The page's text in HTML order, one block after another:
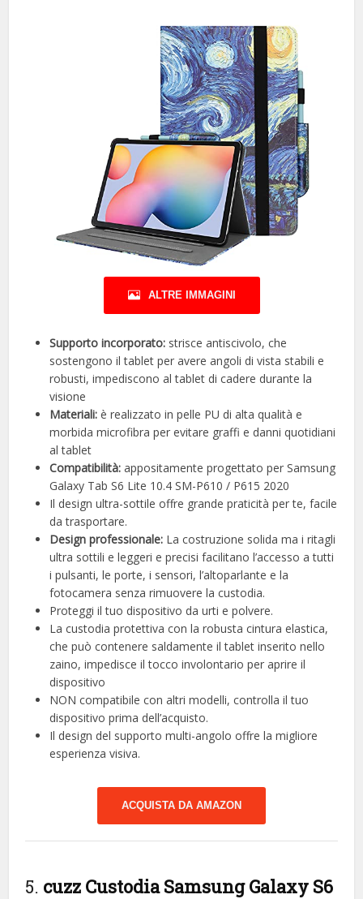
ALTRE IMMAGINI
Supporto incorporato: strisce antiscivolo, che
sostengono il tablet per avere angoli di vista stabili e
robusti, impediscono al tablet di cadere durante la
visione
Materiali:è realizzato in pelle PU di alta qualità e
morbida microfibra per evitare graffi e danni quotidiani
al tablet
Compatibilità:appositamente progettato per Samsung
Galaxy Tab S6 Lite 10.4 SM-P610 / P615 2020
Il design ultra-sottile offre grande praticità per te, facile
da trasportare.
Design professionale: La costruzione solida ma i ritagli
ultra sottili e leggeri e precisi facilitano l’accesso a tutti
i pulsanti, le porte, i sensori, l’altoparlante e la
fotocamera senza rimuovere la custodia.
Proteggi il tuo dispositivo da urti e polvere.
La custodia protettiva con la robusta cintura elastica,
che può contenere saldamente il tablet inserito nello
zaino, impedisce il tocco involontario per aprire il
dispositivo
NON compatibile con altri modelli, controlla il tuo
dispositivo prima dell’acquisto.
Il design del supporto multi-angolo offre la migliore
esperienza visiva.
ACQUISTA DA AMAZON
5. cuzz Custodia Samsung Galaxy S6